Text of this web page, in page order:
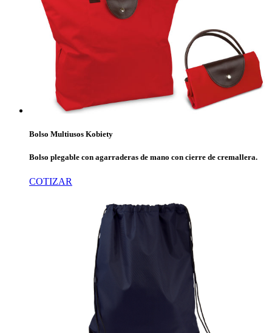
Bolso Multiusos Kobiety
Bolso plegable con agarraderas de mano con cierre de cremallera.
COTIZAR